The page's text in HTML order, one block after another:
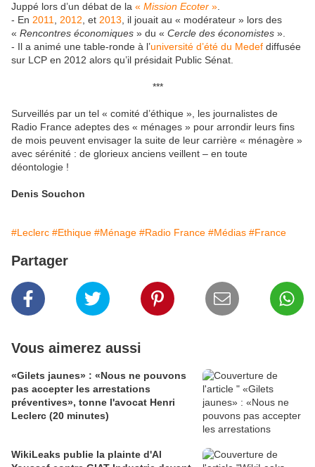
Juppé lors d’un débat de la « Mission Ecoter »
- En 2011 2012 , et 2013 , il jouait au « modérateur » lors des
« Rencontres économiques » du « Cercle des économistes ».
- Il a animé une table-ronde à l’université d’été du Medef diffusée
sur LCP en 2012 alors qu’il présidait Public Sénat.
***
Surveillés par un tel « comité d’éthique », les journalistes de
Radio France adeptes des « ménages » pour arrondir leurs fins
de mois peuvent envisager la suite de leur carrière « ménagère »
avec sérénité : de glorieux anciens veillent – en toute
déontologie !
Denis Souchon
#Leclerc #Ethique #Ménage #Radio France #Médias #France
Partager
Vous aimerez aussi
«Gilets jaunes» : «Nous ne pouvons
pas accepter les arrestations
préventives», tonne l'avocat Henri
Leclerc (20 minutes)
WikiLeaks publie la plainte d'Al